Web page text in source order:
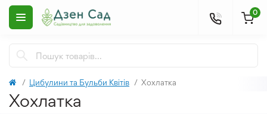
0
Цибулини та Бульби Квітів Хохлатка
Хохлатка